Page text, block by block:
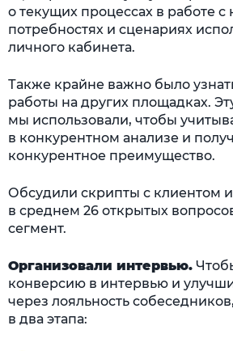
о текущих процессах в работе с
потребностях и сценариях
личного кабинета.
Также крайне важно было
работы на других площадках.
мы использовали, чтобы
в конкурентном анализе и
конкурентное преимущество.
Обсудили скрипты с клиентом
в среднем 26 открытых
сегмент.
Организовали интервью.
конверсию в интервью и
через лояльность
в два этапа: